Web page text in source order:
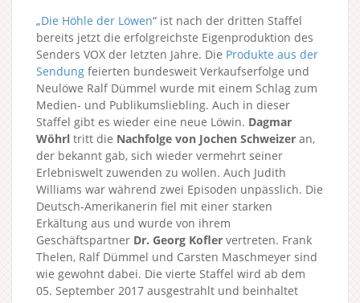
„Die Höhle der Löwen“ ist nach der dritten Staffel
bereits jetzt die erfolgreichste Eigenproduktion des
Senders VOX der letzten Jahre. Die Produkte aus der
Sendung feierten bundesweit Verkaufserfolge und
Neulöwe Ralf Dümmel wurde mit einem Schlag zum
Medien- und Publikumsliebling. Auch in dieser
Staffel gibt es wieder eine neue Löwin. Dagmar
Wöhrl tritt die Nachfolge von Jochen Schweizer an,
der bekannt gab, sich wieder vermehrt seiner
Erlebniswelt zuwenden zu wollen. Auch Judith
Williams war während zwei Episoden unpässlich. Die
Deutsch-Amerikanerin fiel mit einer starken
Erkältung aus und wurde von ihrem
Geschäftspartner Dr. Georg Kofler vertreten. Frank
Thelen, Ralf Dümmel und Carsten Maschmeyer sind
wie gewohnt dabei. Die vierte Staffel wird ab dem
05. September 2017 ausgestrahlt und beinhaltet